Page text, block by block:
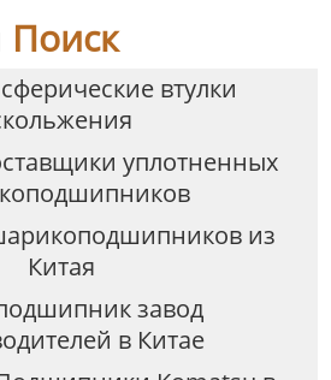
Поиск
втулки
уплотненных
из
Китая
завод
в Китае